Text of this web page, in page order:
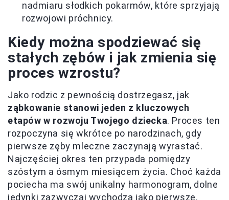
nadmiaru słodkich pokarmów, które sprzyjają
rozwojowi próchnicy.
Kiedy można spodziewać się
stałych zębów i jak zmienia się
proces wzrostu?
Jako rodzic z pewnością dostrzegasz, jak
ząbkowanie stanowi jeden z kluczowych
etapów w rozwoju Twojego dziecka. Proces ten
rozpoczyna się wkrótce po narodzinach, gdy
pierwsze zęby mleczne zaczynają wyrastać.
Najczęściej okres ten przypada pomiędzy
szóstym a ósmym miesiącem życia. Choć każda
pociecha ma swój unikalny harmonogram, dolne
jedynki zazwyczaj wychodzą jako pierwsze.